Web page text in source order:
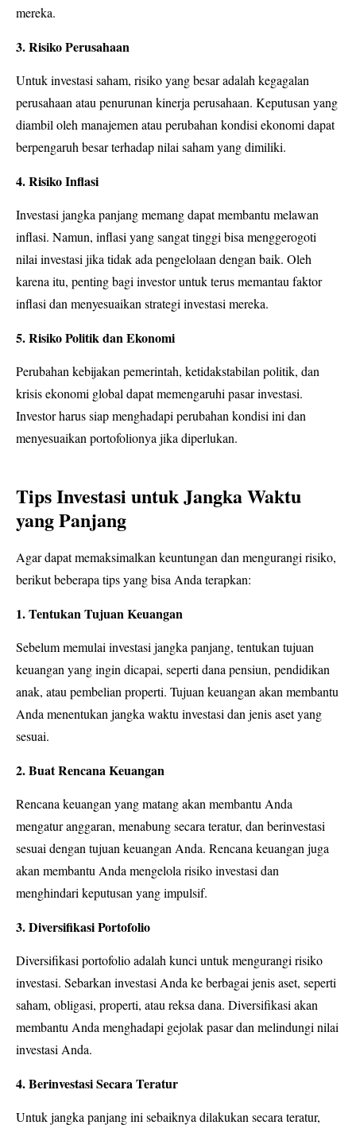
mereka.
3. Risiko Perusahaan
Untuk investasi saham, risiko yang besar adalah kegagalan
perusahaan atau penurunan kinerja perusahaan. Keputusan yang
diambil oleh manajemen atau perubahan kondisi ekonomi dapat
berpengaruh besar terhadap nilai saham yang dimiliki.
4. Risiko Inflasi
Investasi jangka panjang memang dapat membantu melawan
inflasi. Namun, inflasi yang sangat tinggi bisa menggerogoti
nilai investasi jika tidak ada pengelolaan dengan baik. Oleh
karena itu, penting bagi investor untuk terus memantau faktor
inflasi dan menyesuaikan strategi investasi mereka.
5. Risiko Politik dan Ekonomi
Perubahan kebijakan pemerintah, ketidakstabilan politik, dan
krisis ekonomi global dapat memengaruhi pasar investasi.
Investor harus siap menghadapi perubahan kondisi ini dan
menyesuaikan portofolionya jika diperlukan.
Tips Investasi untuk Jangka Waktu
yang Panjang
Agar dapat memaksimalkan keuntungan dan mengurangi risiko,
berikut beberapa tips yang bisa Anda terapkan:
1. Tentukan Tujuan Keuangan
Sebelum memulai investasi jangka panjang, tentukan tujuan
keuangan yang ingin dicapai, seperti dana pensiun, pendidikan
anak, atau pembelian properti. Tujuan keuangan akan membantu
Anda menentukan jangka waktu investasi dan jenis aset yang
sesuai.
2. Buat Rencana Keuangan
Rencana keuangan yang matang akan membantu Anda
mengatur anggaran, menabung secara teratur, dan berinvestasi
sesuai dengan tujuan keuangan Anda. Rencana keuangan juga
akan membantu Anda mengelola risiko investasi dan
menghindari keputusan yang impulsif.
3. Diversifikasi Portofolio
Diversifikasi portofolio adalah kunci untuk mengurangi risiko
investasi. Sebarkan investasi Anda ke berbagai jenis aset, seperti
saham, obligasi, properti, atau reksa dana. Diversifikasi akan
membantu Anda menghadapi gejolak pasar dan melindungi nilai
investasi Anda.
4. Berinvestasi Secara Teratur
Untuk jangka panjang ini sebaiknya dilakukan secara teratur,